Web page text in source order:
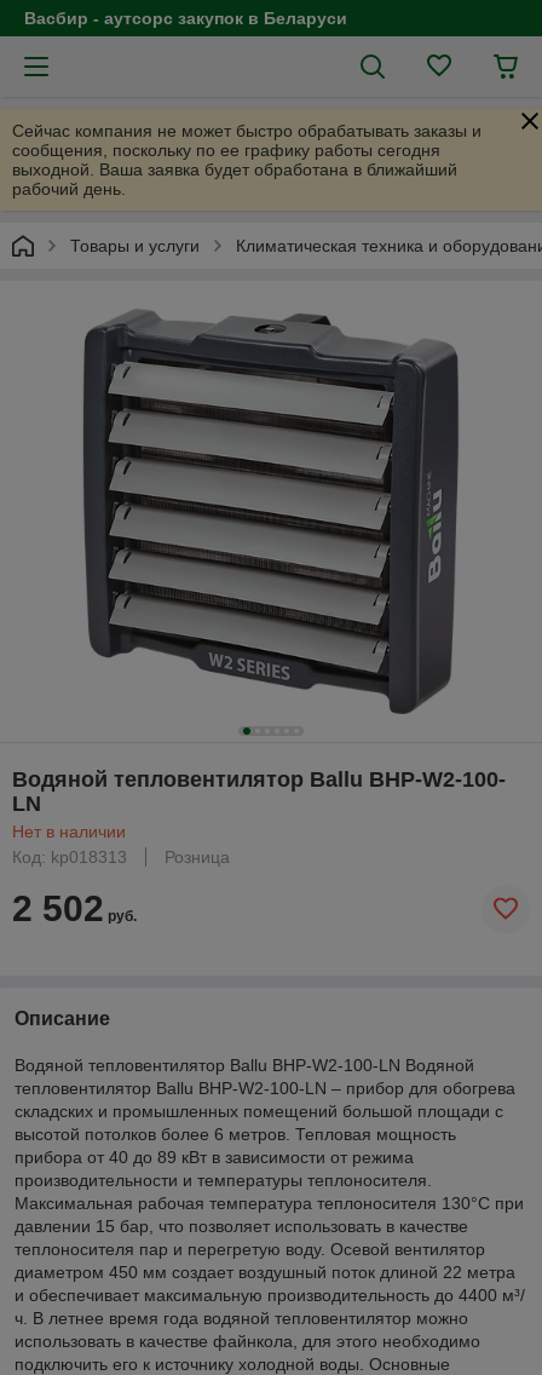
Васбир - аутсорс закупок в Беларуси
Сейчас компания не может быстро обрабатывать заказы и
сообщения, поскольку по ее графику работы сегодня
выходной. Ваша заявка будет обработана в ближайший
рабочий день.
Товары и услуги Климатическая техника и
Водяной тепловентилятор Ballu BHP-W2-100-
LN
Нет в наличии
Код: kp018313
Розница
2 502 руб.
Описание
Водяной тепловентилятор Ballu BHP-W2-100-LN Водяной
тепловентилятор Ballu BHP-W2-100-LN – прибор для обогрева
складских и промышленных помещений большой площади с
высотой потолков более 6 метров. Тепловая мощность
прибора от 40 до 89 кВт в зависимости от режима
производительности и температуры теплоносителя.
Максимальная рабочая температура теплоносителя 130°С при
давлении 15 бар, что позволяет использовать в качестве
теплоносителя пар и перегретую воду. Осевой вентилятор
диаметром 450 мм создает воздушный поток длиной 22 метра
и обеспечивает максимальную производительность до 4400 м³/
ч. В летнее время года водяной тепловентилятор можно
использовать в качестве файнкола, для этого необходимо
подключить его к источнику холодной воды. Основные